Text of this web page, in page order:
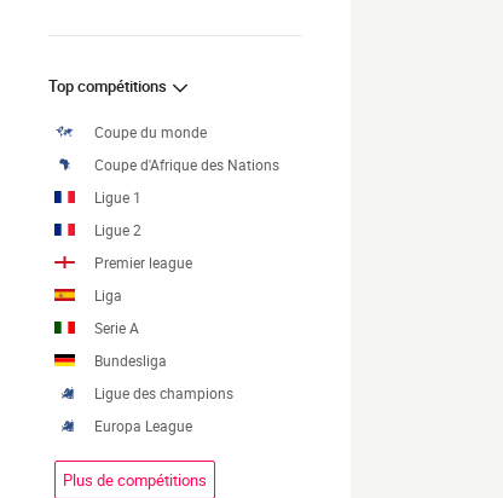
Top compétitions
Coupe du monde
Coupe d'Afrique des Nations
Ligue 1
Ligue 2
Premier league
Liga
Serie A
Bundesliga
Ligue des champions
Europa League
Plus de compétitions